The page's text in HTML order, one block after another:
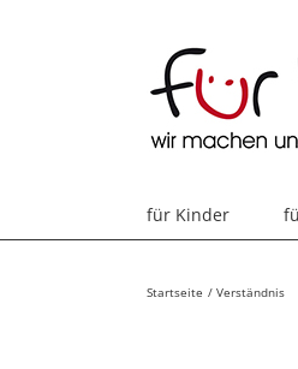
für Kinder
Startseite Verständnis